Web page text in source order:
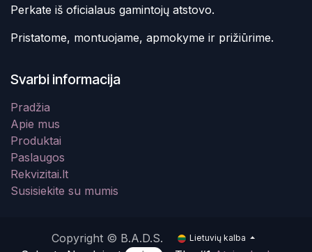
Perkate iš oficialaus gamintojų atstovo.
Pristatome, montuojame, apmokyme ir prižiūrime.
Svarbi informacija
Pradžia
Apie mus
Produktai
Paslaugos
Rekvizitai.lt
Susisiekite su mumis
Copyright © B.A.D.S. Lietuvių kalba